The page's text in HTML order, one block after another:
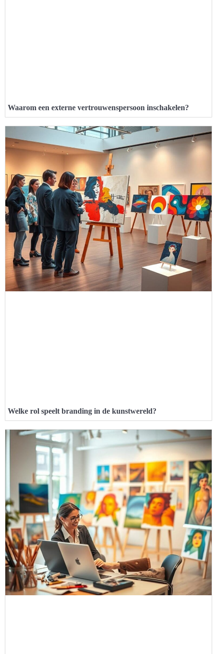
Waarom een externe vertrouwenspersoon inschakelen?
Welke rol speelt branding in de kunstwereld?